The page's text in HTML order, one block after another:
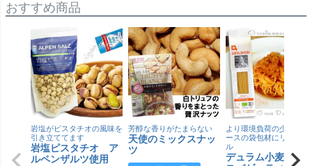
おすすめ商品
岩塩がピスタチオの風味を
引き立ててます
岩塩ピスタチオ ア
ルペンザルツ使用
芳醇な香りがたまらない
天使のミックスナッ
ツ
より環境負荷の少ない紙
ースの袋包材にリニュー
ル
デュラム小麦 有